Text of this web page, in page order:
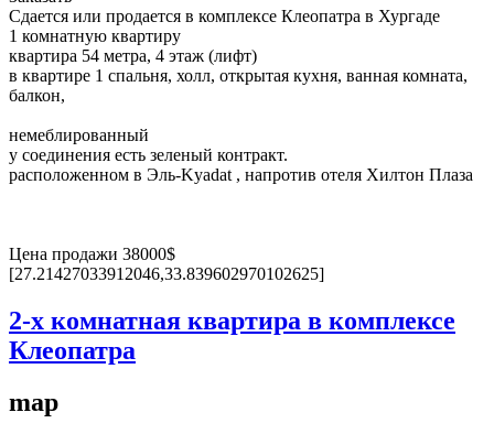
Сдается или продается в комплексе Клеопатра в Хургаде
1 комнатную квартиру
квартира 54 метра, 4 этаж (лифт)
в квартире 1 спальня, холл, открытая кухня, ванная комната,
балкон,
немеблированный
у соединения есть зеленый контракт.
расположенном в Эль-Kyadat , напротив отеля Хилтон Плаза
Цена продажи 38000$
[27.21427033912046,33.839602970102625]
2-х комнатная квартира в комплексе
Клеопатра
map